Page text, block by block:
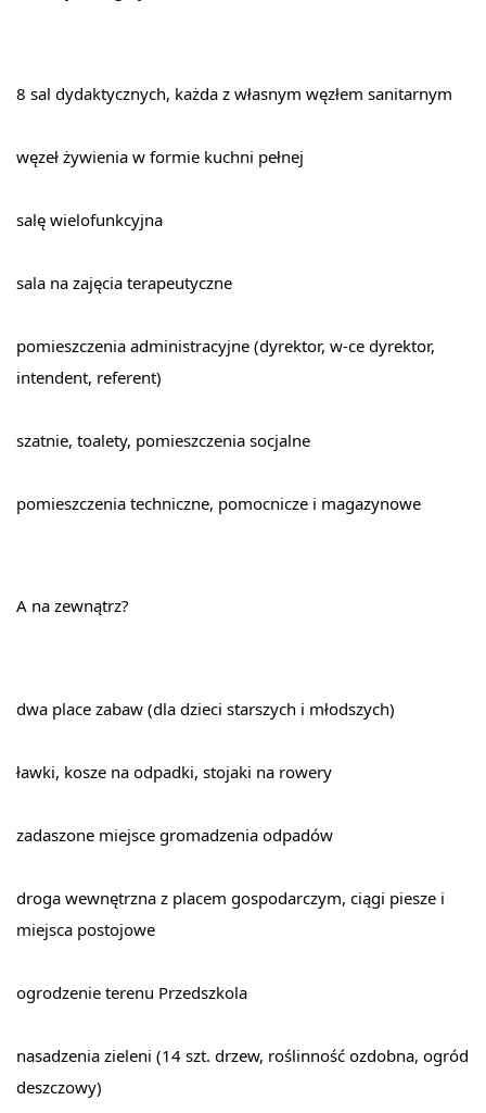
8 sal dydaktycznych, każda z własnym węzłem sanitarnym
węzeł żywienia w formie kuchni pełnej
salę wielofunkcyjna
sala na zajęcia terapeutyczne
pomieszczenia administracyjne (dyrektor, w-ce dyrektor,
intendent, referent)
szatnie, toalety, pomieszczenia socjalne
pomieszczenia techniczne, pomocnicze i magazynowe
A na zewnątrz?
dwa place zabaw (dla dzieci starszych i młodszych)
ławki, kosze na odpadki, stojaki na rowery
zadaszone miejsce gromadzenia odpadów
droga wewnętrzna z placem gospodarczym, ciągi piesze i
miejsca postojowe
ogrodzenie terenu Przedszkola
nasadzenia zieleni (14 szt. drzew, roślinność ozdobna, ogród
deszczowy)